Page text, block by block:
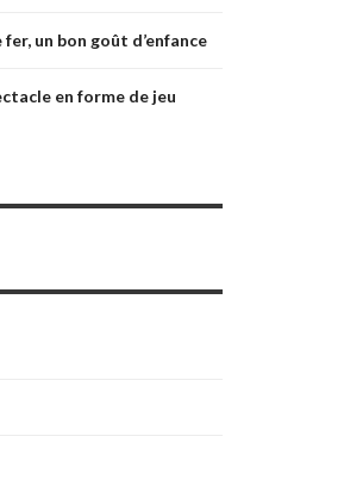
un bon goût d’enfance
en forme de jeu